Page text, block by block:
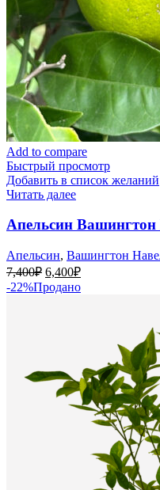
Add to compare
Быстрый просмотр
Добавить в список желаний
Читать далее
Апельсин Вашингтон
Апельсин, Вашингтон
7,400₽ Первоначальная
цена
составляла
6,400₽Текущая
-22%Продано